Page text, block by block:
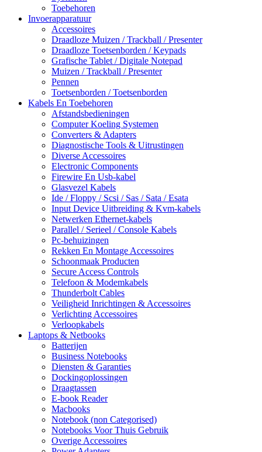
Toebehoren
Invoerapparatuur
Accessoires
Draadloze Muizen / Trackball / Presenter
Draadloze Toetsenborden / Keypads
Grafische Tablet / Digitale Notepad
Muizen / Trackball / Presenter
Pennen
Toetsenborden / Toetsenborden
Kabels En Toebehoren
Afstandsbedieningen
Computer Koeling Systemen
Converters & Adapters
Diagnostische Tools & Uitrustingen
Diverse Accessoires
Electronic Components
Firewire En Usb-kabel
Glasvezel Kabels
Ide / Floppy / Scsi / Sas / Sata / Esata
Input Device Uitbreiding & Kvm-kabels
Netwerken Ethernet-kabels
Parallel / Serieel / Console Kabels
Pc-behuizingen
Rekken En Montage Accessoires
Schoonmaak Producten
Secure Access Controls
Telefoon & Modemkabels
Thunderbolt Cables
Veiligheid Inrichtingen & Accessoires
Verlichting Accessoires
Verloopkabels
Laptops & Netbooks
Batterijen
Business Notebooks
Diensten & Garanties
Dockingoplossingen
Draagtassen
E-book Reader
Macbooks
Notebook (non Categorised)
Notebooks Voor Thuis Gebruik
Overige Accessoires